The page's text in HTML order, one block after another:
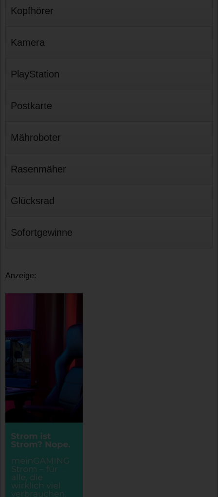
Kopfhörer
Kamera
PlayStation
Postkarte
Mähroboter
Rasenmäher
Glücksrad
Sofortgewinne
Anzeige: